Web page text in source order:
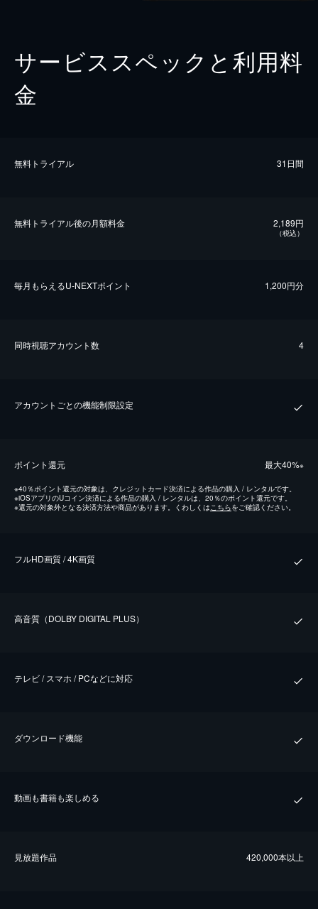
サービススペックと利用料
金
無料トライアル 31日間
無料トライアル後の⽉額料金 2,189円
（税込）
毎⽉もらえるU-NEXTポイント 1,200円分
同時視聴アカウント数 4
アカウントごとの機能制限設定
ポイント還元 最⼤40%※
※40％ポイント還元の対象は、クレジットカード決済による作品の購入 / レンタルです。
※iOSアプリのUコイン決済による作品の購入 / レンタルは、20％のポイント還元です。
※還元の対象外となる決済方法や商品があります。くわしくはこちらをご確認ください。
フルHD画質 / 4K画質
⾼⾳質（DOLBY DIGITAL PLUS）
テレビ / スマホ / PCなどに対応
ダウンロード機能
動画も書籍も楽しめる
⾒放題作品 420,000本以上